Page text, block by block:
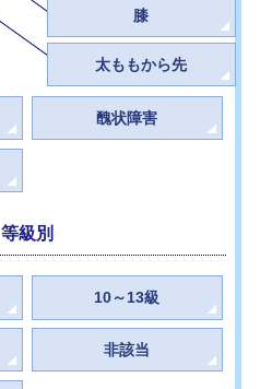
膝
太ももから先
醜状障害
等級別
10～13級
非該当